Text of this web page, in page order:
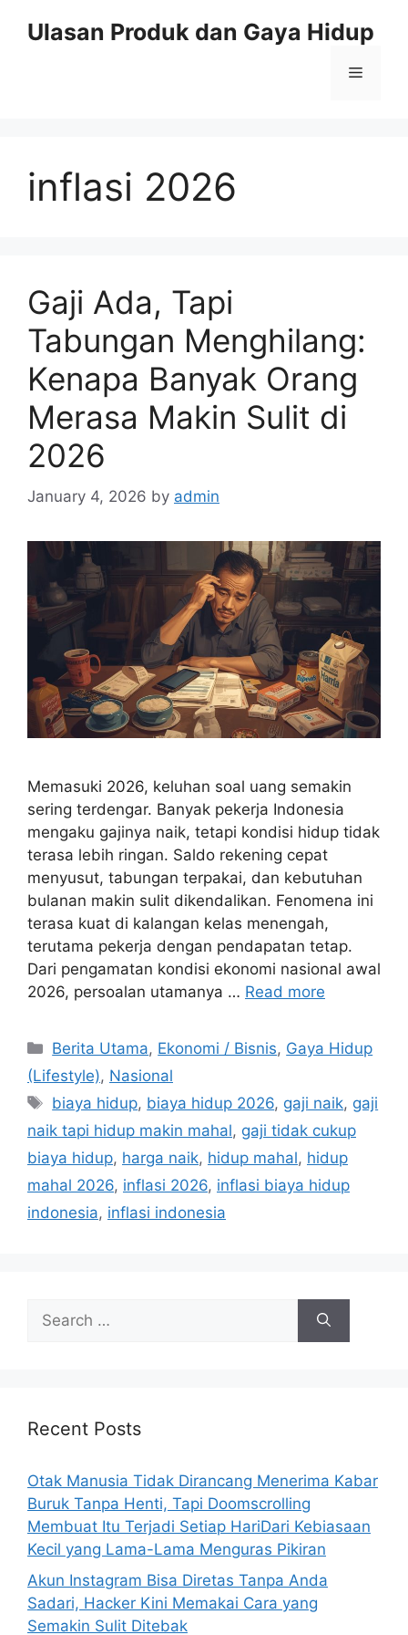
Ulasan Produk dan Gaya Hidup
Menu
inflasi 2026
Gaji Ada, Tapi
Tabungan Menghilang:
Kenapa Banyak Orang
Merasa Makin Sulit di
2026
January 4, 2026 by admin
Memasuki 2026, keluhan soal uang semakin
sering terdengar. Banyak pekerja Indonesia
mengaku gajinya naik, tetapi kondisi hidup tidak
terasa lebih ringan. Saldo rekening cepat
menyusut, tabungan terpakai, dan kebutuhan
bulanan makin sulit dikendalikan. Fenomena ini
terasa kuat di kalangan kelas menengah,
terutama pekerja dengan pendapatan tetap.
Dari pengamatan kondisi ekonomi nasional awal
2026, persoalan utamanya … Read more
C
a
e
g
o
r
i
Berita Utama, Ekonomi / Bisnis, Gaya Hidup
(Lifestyle), Nasional
T
a
s
biaya hidup, biaya hidup 2026, gaji naik, gaji
naik tapi hidup makin mahal, gaji tidak cukup
biaya hidup, harga naik, hidup mahal, hidup
mahal 2026, inflasi 2026, inflasi biaya hidup
indonesia, inflasi indonesia
h
r
:
Recent Posts
Otak Manusia Tidak Dirancang Menerima Kabar
Buruk Tanpa Henti, Tapi Doomscrolling
Membuat Itu Terjadi Setiap HariDari Kebiasaan
Kecil yang Lama-Lama Menguras Pikiran
Akun Instagram Bisa Diretas Tanpa Anda
Sadari, Hacker Kini Memakai Cara yang
Semakin Sulit Ditebak